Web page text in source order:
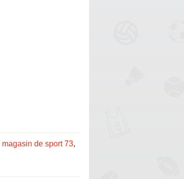
magasin de sport 73,